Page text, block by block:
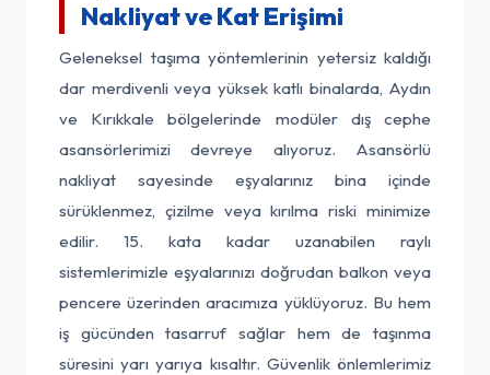
Nakliyat ve Kat Erişimi
Geleneksel taşıma yöntemlerinin yetersiz kaldığı
dar merdivenli veya yüksek katlı binalarda, Aydın
ve Kırıkkale bölgelerinde modüler dış cephe
asansörlerimizi devreye alıyoruz. Asansörlü
nakliyat sayesinde eşyalarınız bina içinde
sürüklenmez, çizilme veya kırılma riski minimize
edilir. 15. kata kadar uzanabilen raylı
sistemlerimizle eşyalarınızı doğrudan balkon veya
pencere üzerinden aracımıza yüklüyoruz. Bu hem
iş gücünden tasarruf sağlar hem de taşınma
süresini yarı yarıya kısaltır. Güvenlik önlemlerimiz